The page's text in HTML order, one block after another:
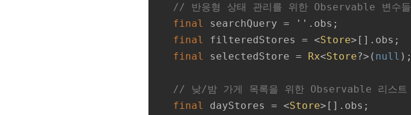
// 반응형 상태 관리를 위한 Observable 변수들
final
searchQuery = ''.obs;
final
filteredStores = <Store>[].obs;
final
selectedStore = Rx<Store?>( null );
// 낮/밤 가게 목록을 위한 Observable 리스트
final
dayStores = <Store>[].obs;